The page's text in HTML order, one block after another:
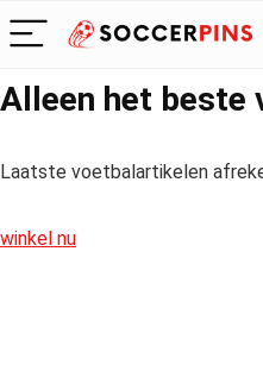
Alleen het beste
Laatste voetbalartikelen
winkel nu